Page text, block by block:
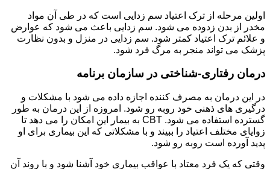
اولین مرحله از ترک اعتیاد سم زدایی است که در طی آن مواد
مخدر از بدن زدوده می شود. سم زدایی باعث می شود که عوارض
و علائم ترک اعتیاد کمتر شود. سم زدایی در منزل و بدون نظارت
پزشک می تواند منجر به مرگ فرد شود.
درمان رفتاری-شناختی در سازمان برنامه
در این درمان به مصرف کننده اجازه داده می شود با مشکلات و
درگیری های ذهنی خود روبه رو شود. امروزه از این درمان به طور
گسترده استفاده می شود. CBT به بیمار این امکان را می دهد تا
زوایای مختلف اعتیاد را ببیند و با مشکلاتی که این بیماری برای او
پدید آورده است روبه رو شود.
وقتی که یک فرد معتاد با عواقب بیماری خود آشنا شود و با روند آن